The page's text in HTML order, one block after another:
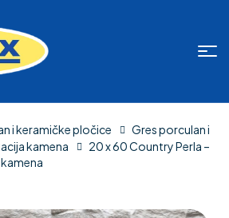
i keramičke pločice
Gres porculan i
kamena
20 x 60 Country Perla –